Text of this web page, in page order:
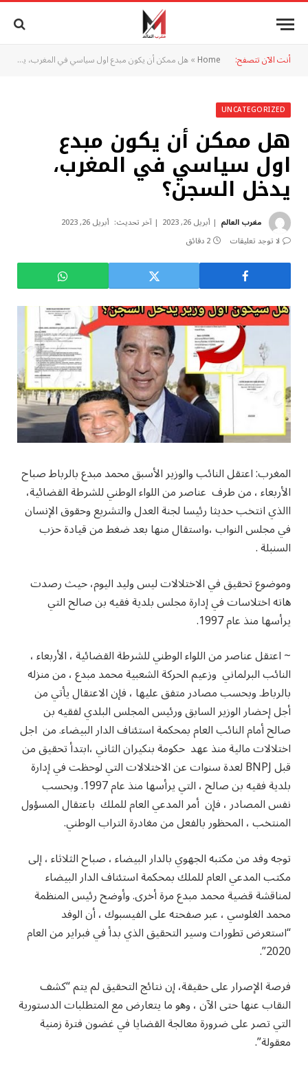
أنت الآن تتصفح: Home
»هل ممكن أن يكون مبدع اول سياسي في المغرب، يدخل السجن؟
UNCATEGORIZED
هل ممكن أن يكون مبدع
اول سياسي في المغرب،
يدخل السجن؟
مغرب العالم أبريل 26, 2023 آخر تحديث: أبريل 26, 2023
لا توجد تعليقات
2 دقائق
المغرب: اعتقل النائب والوزير الأسبق محمد مبدع بالرباط صباح
الأربعاء ، من طرف عناصر من اللواء الوطني للشرطة القضائية،
االذي انتخب حديثا رئيسا لجنة العدل والتشريع وحقوق الإنسان
في مجلس النواب ،واستقال منها بعد ضغط من قيادة حزب
السنبلة .
وموضوع تحقيق في الاختلالات ليس وليد اليوم، حيث رصدت
هاته اختلاسات في إدارة مجلس بلدية فقيه بن صالح التي
يرأسها منذ عام 1997.
~ اعتقل عناصر من اللواء الوطني للشرطة القضائية ، الأربعاء ،
النائب البرلماني وزعيم الحركة الشعبية محمد مبدع ، من منزله
بالرباط. وبحسب مصادر متفق عليها ، فإن الاعتقال يأتي من
أجل إحضار الوزير السابق ورئيس المجلس البلدي لفقيه بن
صالح أمام النائب العام بمحكمة استئناف الدار البيضاء. من اجل
اختلالات مالية منذ عهد حكومة بنكيران الثاني ،ابتدأ تحقيق من
قبل BNPJ لعدة سنوات عن الاختلالات التي لوحظت في إدارة
بلدية فقيه بن صالح ، التي يرأسها منذ عام 1997. وبحسب
نفس المصادر ، فإن أمر المدعي العام للملك باعتقال المسؤول
المنتخب ، المحظور بالفعل من مغادرة التراب الوطني.
توجه وفد من مكتبه الجهوي بالدار البيضاء ، صباح الثلاثاء ، إلى
مكتب المدعي العام للملك بمحكمة استئناف الدار البيضاء
لمناقشة قضية محمد مبدع مرة أخرى. وأوضح رئيس المنظمة
محمد الغلوسي ، عبر صفحته على الفيسبوك ، أن الوفد
“استعرض تطورات وسير التحقيق الذي بدأ في فبراير من العام
2020”.
فرصة الإصرار على حقيقة، إن نتائج التحقيق لم يتم “كشف
النقاب عنها حتى الآن ، وهو ما يتعارض مع المتطلبات الدستورية
التي تصر على ضرورة معالجة القضايا في غضون فترة زمنية
معقولة”.